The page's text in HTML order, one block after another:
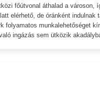
főútvonal áthalad a városon,
elérhető, de óránként indulnak
folyamatos munkalehetőséget
ingázás sem ütközik